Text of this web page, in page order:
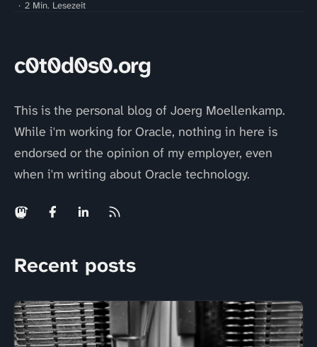
2 Min. Lesezeit
c0t0d0s0.org
This is the personal blog of Joerg Moellenkamp.
While i'm working for Oracle, nothing in here is
endorsed or the opinion of my employer, even
when i'm writing about Oracle technology.
Recent posts